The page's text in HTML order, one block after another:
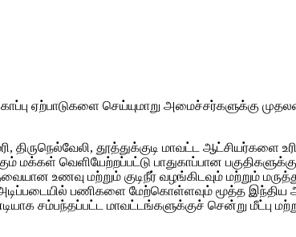
ஏற்பாடுகளை செய்யுமாறு அமைச்சர்களுக்கு
தூத்துக்குடி மாவட்ட ஆட்சியர்களை
மக்கள் வெளியேற்றப்பட்டு பாதுகாப்பான
உணவு மற்றும் குடிநீர் வழங்கிடவும் மற்றும்
பணிகளை மேற்கொள்ளவும் மூத்த
சம்பந்தப்பட்ட மாவட்டங்களுக்குச் சென்று மீட்பு